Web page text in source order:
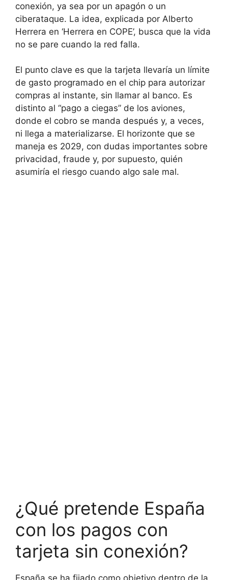
conexión, ya sea por un apagón o un
ciberataque. La idea, explicada por Alberto
Herrera en ‘Herrera en COPE’, busca que la vida
no se pare cuando la red falla.
El punto clave es que la tarjeta llevaría un límite
de gasto programado en el chip para autorizar
compras al instante, sin llamar al banco. Es
distinto al “pago a ciegas” de los aviones,
donde el cobro se manda después y, a veces,
ni llega a materializarse. El horizonte que se
maneja es 2029, con dudas importantes sobre
privacidad, fraude y, por supuesto, quién
asumiría el riesgo cuando algo sale mal.
¿Qué pretende España
con los pagos con
tarjeta sin conexión?
España se ha fijado como objetivo dentro de la